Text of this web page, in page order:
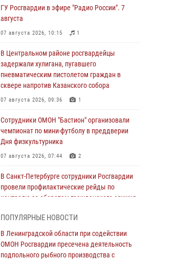
ГУ Росгвардии в эфире "Радио России". 7
августа
07 августа 2026, 10:15 1
В Центральном районе росгвардейцы
задержали хулигана, пугавшего
пневматическим пистолетом граждан в
сквере напротив Казанского собора
07 августа 2026, 09:36 1
Сотрудники ОМОН "Бастион" организовали
чемпионат по мини-футболу в преддверии
Дня физкультурника
07 августа 2026, 07:44 2
В Санкт-Петербурге сотрудники Росгвардии
провели профилактические рейды по
контролю за оборотом гражданского оружия
В Красносельском районе наряд Росгвардии
задержал правонарушителя, угрожавшего 17-
летнему подростку травматическим оружием
ПОПУЛЯРНЫЕ НОВОСТИ
В Ленинградской области при содействии
ОМОН Росгвардии пресечена деятельность
подпольного рыбного производства с